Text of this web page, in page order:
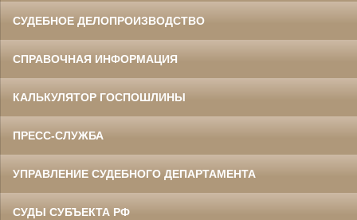
СУДЕБНОЕ ДЕЛОПРОИЗВОДСТВО
СПРАВОЧНАЯ ИНФОРМАЦИЯ
КАЛЬКУЛЯТОР ГОСПОШЛИНЫ
ПРЕСС-СЛУЖБА
УПРАВЛЕНИЕ СУДЕБНОГО ДЕПАРТАМЕНТА
СУДЫ СУБЪЕКТА РФ